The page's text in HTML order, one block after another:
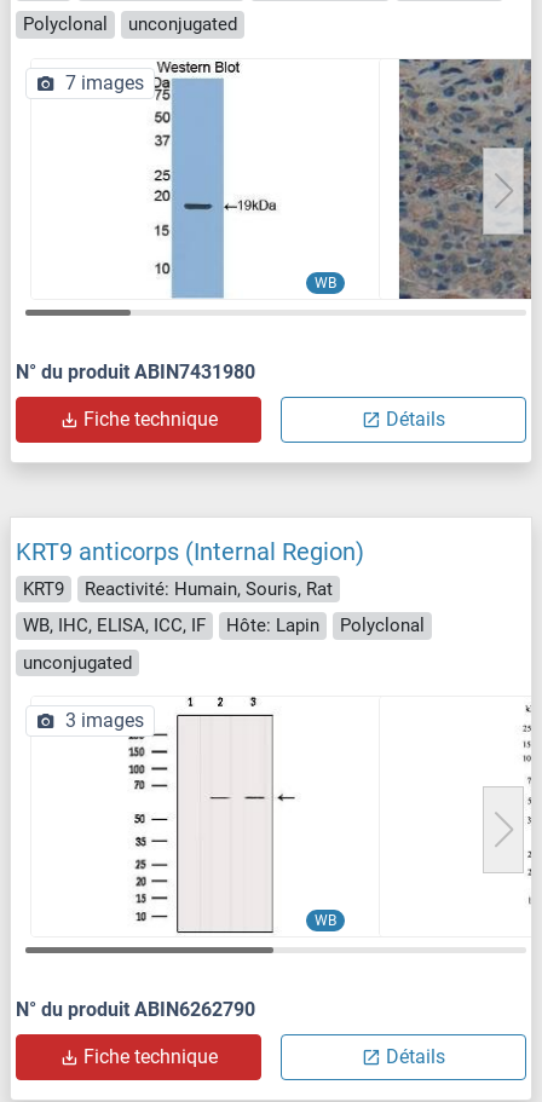
Polyclonal
unconjugated
WB
7 images
N° du produit ABIN7431980
Fiche technique Détails
KRT9 anticorps (Internal Region)
KRT9
Reactivité: Humain, Souris, Rat
WB, IHC, ELISA, ICC, IF
Hôte: Lapin
Polyclonal
unconjugated
WB
3 images
N° du produit ABIN6262790
Fiche technique Détails